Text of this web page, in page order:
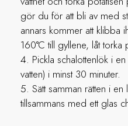
gör du för att bli av med
annars kommer att klibba
160°C till gyllene, låt
Pickla schalottenlök i
vatten) i minst 30 minuter.
Sätt samman rätten i
tillsammans med ett glas